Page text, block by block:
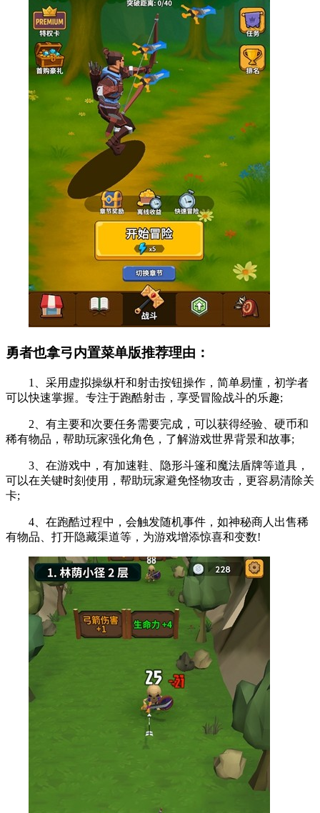
勇者也拿弓内置菜单版推荐理由：
1、采用虚拟操纵杆和射击按钮操作，简单易懂，初学者
可以快速掌握。专注于跑酷射击，享受冒险战斗的乐趣;
2、有主要和次要任务需要完成，可以获得经验、硬币和
稀有物品，帮助玩家强化角色，了解游戏世界背景和故事;
3、在游戏中，有加速鞋、隐形斗篷和魔法盾牌等道具，
可以在关键时刻使用，帮助玩家避免怪物攻击，更容易清除关
卡;
4、在跑酷过程中，会触发随机事件，如神秘商人出售稀
有物品、打开隐藏渠道等，为游戏增添惊喜和变数!